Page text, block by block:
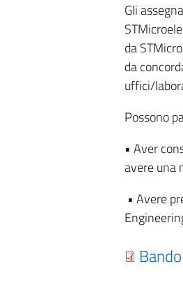
Gli
da
da
uffici/
Possono
• Aver
avere una
• Avere
Bando